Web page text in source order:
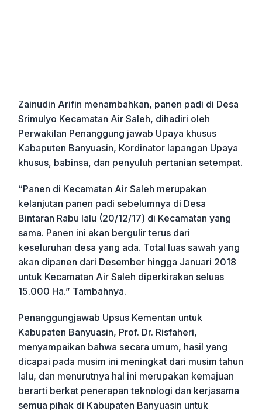
Zainudin Arifin menambahkan, panen padi di Desa
Srimulyo Kecamatan Air Saleh, dihadiri oleh
Perwakilan Penanggung jawab Upaya khusus
Kabaputen Banyuasin, Kordinator lapangan Upaya
khusus, babinsa, dan penyuluh pertanian setempat.
“Panen di Kecamatan Air Saleh merupakan
kelanjutan panen padi sebelumnya di Desa
Bintaran Rabu lalu (20/12/17) di Kecamatan yang
sama. Panen ini akan bergulir terus dari
keseluruhan desa yang ada. Total luas sawah yang
akan dipanen dari Desember hingga Januari 2018
untuk Kecamatan Air Saleh diperkirakan seluas
15.000 Ha.” Tambahnya.
Penanggungjawab Upsus Kementan untuk
Kabupaten Banyuasin, Prof. Dr. Risfaheri,
menyampaikan bahwa secara umum, hasil yang
dicapai pada musim ini meningkat dari musim tahun
lalu, dan menurutnya hal ini merupakan kemajuan
berarti berkat penerapan teknologi dan kerjasama
semua pihak di Kabupaten Banyuasin untuk